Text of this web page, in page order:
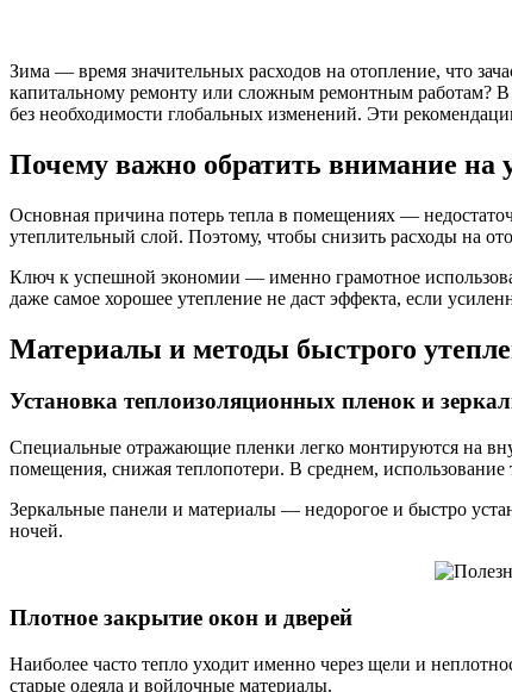
Зима — время значительных расходов на отопление, что
капитальному ремонту или сложным ремонтным работам?
без необходимости глобальных изменений. Эти
Почему важно обратить внимание на
Основная причина потерь тепла в помещениях —
утеплительный слой. Поэтому, чтобы снизить расходы на
Ключ к успешной экономии — именно грамотное
даже самое хорошее утепление не даст эффекта, если
Материалы и методы быстрого
Установка теплоизоляционных пленок и
Специальные отражающие пленки легко монтируются на
помещения, снижая теплопотери. В среднем,
Зеркальные панели и материалы — недорогое и быстро
ночей.
Плотное закрытие окон и дверей
Наиболее часто тепло уходит именно через щели и
старые одеяла и войлочные материалы.